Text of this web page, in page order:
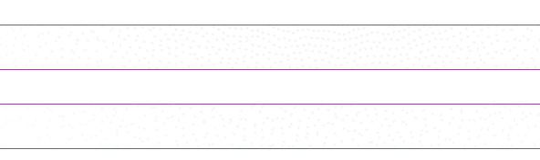
- Centre
de Chambre
jeunes